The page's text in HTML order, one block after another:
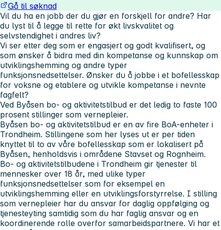
Gå til søknad
Vil du ha en jobb der du gjør en forskjell for andre? Har
du lyst til å legge til rette for økt livskvalitet og
selvstendighet i andres liv?
Vi ser etter deg som er engasjert og godt kvalifisert, og
som ønsker å bidra med din kompetanse og kunnskap om
utviklingshemming og andre typer
funksjonsnedsettelser. Ønsker du å jobbe i et bofellesskap
for voksne og etablere og utvikle kompetanse i nevnte
fagfelt?
Ved Byåsen bo- og aktivitetstilbud er det ledig to faste 100
prosent stillinger som vernepleier.
Byåsen bo- og aktivitetstilbud er en av fire BoA-enheter i
Trondheim. Stillingene som her lyses ut er per tiden
knyttet til to av våre bofellesskap som er lokalisert på
Byåsen, henholdsvis i områdene Stavset og Rognheim.
Bo- og aktivitetstilbudene i Trondheim gir tjenester til
mennesker over 18 år, med ulike typer
funksjonsnedsettelser som for eksempel en
utviklingshemming eller en utviklingsforstyrrelse. I stilling
som vernepleier har du ansvar for daglig oppfølging og
tjenesteyting samtidig som du har faglig ansvar og en
koordinerende rolle overfor samarbeidspartnere. Vi har et